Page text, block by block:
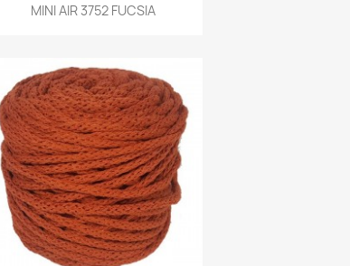
MINI AIR 3752 FUCSIA
Vista rápida